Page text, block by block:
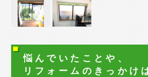
悩んでいたことや、
リフォームの きっかけ